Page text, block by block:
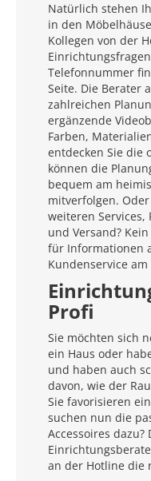
Natürlich stehen
in den
Kollegen von der
Telefonnummer
Seite. Die Berater
zahlreichen
ergänzende
Farben,
entdecken Sie die
können die
bequem am
mitverfolgen.
weiteren
und Versand?
für Informationen
Kundenservice am
Profi
Sie möchten sich
ein Haus oder
und haben auch
davon, wie der
Sie favorisieren
suchen nun die
Accessoires
an der Hotline die